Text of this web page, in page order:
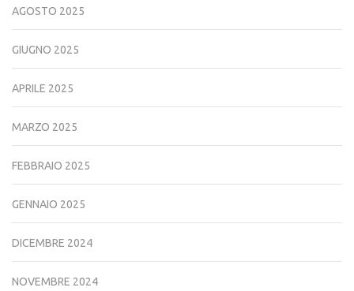
AGOSTO 2025
GIUGNO 2025
APRILE 2025
MARZO 2025
FEBBRAIO 2025
GENNAIO 2025
DICEMBRE 2024
NOVEMBRE 2024